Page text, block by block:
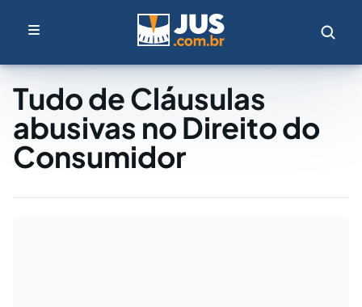
Tudo de Cláusulas
abusivas no Direito do
Consumidor